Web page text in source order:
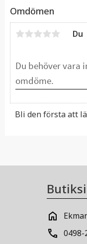
Omdömen
Du
Bli den första att
0498-